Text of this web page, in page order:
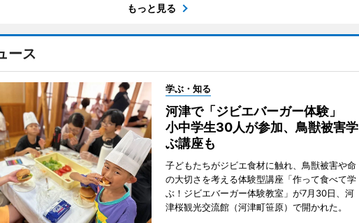
もっと見る
ース
学ぶ・知る
河津で「ジビエバーガー体験」
小中学生30人が参加、鳥獣被害学
ぶ講座も
子どもたちがジビエ食材に触れ、鳥獣被害や命
の大切さを考える体験型講座「作って食べて学
ぶ！ジビエバーガー体験教室」が7月30日、河
津桜観光交流館（河津町笹原）で開かれた。